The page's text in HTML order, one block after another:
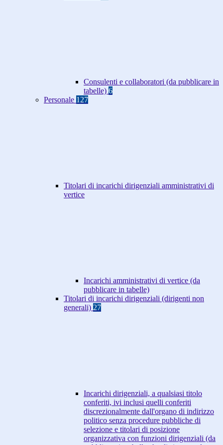
Consulenti e collaboratori (da pubblicare in
tabelle) 6
Personale 127
Titolari di incarichi dirigenziali amministrativi di
vertice
Incarichi amministrativi di vertice (da
pubblicare in tabelle)
Titolari di incarichi dirigenziali (dirigenti non
generali) 27
Incarichi dirigenziali, a qualsiasi titolo
conferiti, ivi inclusi quelli conferiti
discrezionalmente dall'organo di indirizzo
politico senza procedure pubbliche di
selezione e titolari di posizione
organizzativa con funzioni dirigenziali (da